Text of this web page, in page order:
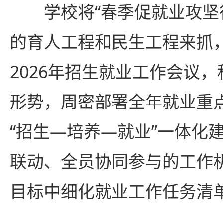
学校将“春季促就业攻
的育人工程和民生工程来抓
2026年招生就业工作会议
形势，周密部署全年就业重
“招生—培养—就业”一体化
联动、全员协同参与的工作
目标中细化就业工作任务清